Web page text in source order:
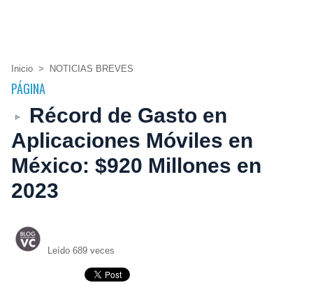
Inicio > NOTICIAS BREVES
PÁGINA
Récord de Gasto en
Aplicaciones Móviles en
México: $920 Millones en
2023
Leído 689 veces